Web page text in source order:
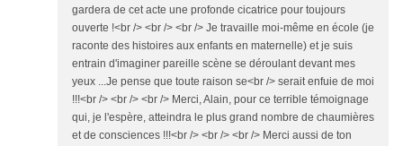
gardera de cet acte une profonde cicatrice pour toujours
ouverte !<br /> <br /> <br /> Je travaille moi-même en école (je
raconte des histoires aux enfants en maternelle) et je suis
entrain d'imaginer pareille scène se déroulant devant mes
yeux ...Je pense que toute raison se<br /> serait enfuie de moi
!!!<br /> <br /> <br /> Merci, Alain, pour ce terrible témoignage
qui, je l'espère, atteindra le plus grand nombre de chaumières
et de consciences !!!<br /> <br /> <br /> Merci aussi de ton